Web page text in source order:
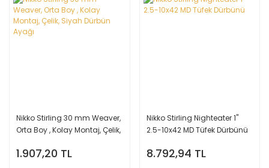
Nikko Stirling 30 mm Weaver,
Orta Boy , Kolay Montaj, Çelik,
1.907,20 TL
Nikko Stirling Nighteater 1''
2.5-10x42 MD Tüfek Dürbünü
8.792,94 TL